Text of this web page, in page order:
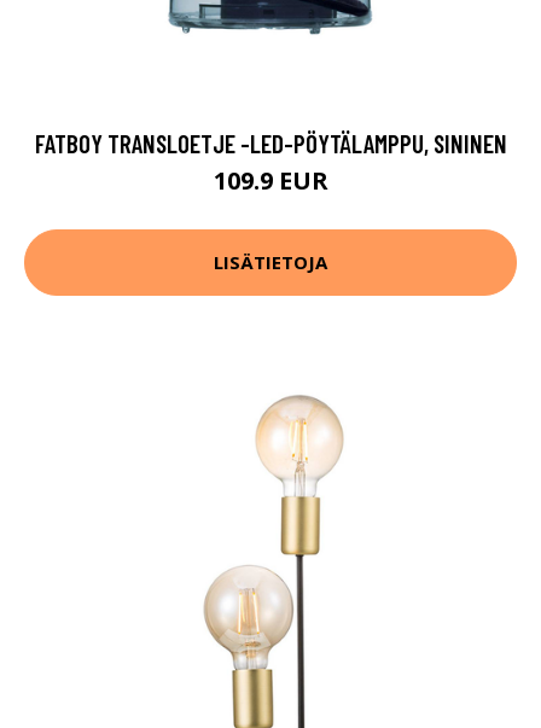
FATBOY TRANSLOETJE -LED-PÖYTÄLAMPPU, SININEN
109.9 EUR
LISÄTIETOJA